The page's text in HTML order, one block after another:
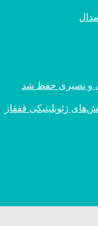
و نصیری حفظ شد
ژئوپلیتیکی قفقاز